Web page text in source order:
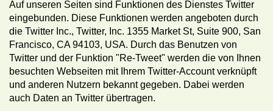
Auf unseren Seiten sind Funktionen des Dienstes Twitter
eingebunden. Diese Funktionen werden angeboten durch
die Twitter Inc., Twitter, Inc. 1355 Market St, Suite 900, San
Francisco, CA 94103, USA. Durch das Benutzen von
Twitter und der Funktion "Re-Tweet" werden die von Ihnen
besuchten Webseiten mit Ihrem Twitter-Account verknüpft
und anderen Nutzern bekannt gegeben. Dabei werden
auch Daten an Twitter übertragen.